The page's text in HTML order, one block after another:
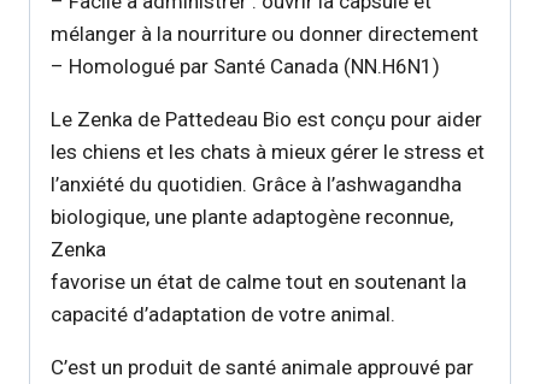
mélanger à la nourriture ou donner directement
– Homologué par Santé Canada (NN.H6N1)
Le Zenka de Pattedeau Bio est conçu pour aider
les chiens et les chats à mieux gérer le stress et
l’anxiété du quotidien. Grâce à l’ashwagandha
biologique, une plante adaptogène reconnue,
Zenka
favorise un état de calme tout en soutenant la
capacité d’adaptation de votre animal.
C’est un produit de santé animale approuvé par